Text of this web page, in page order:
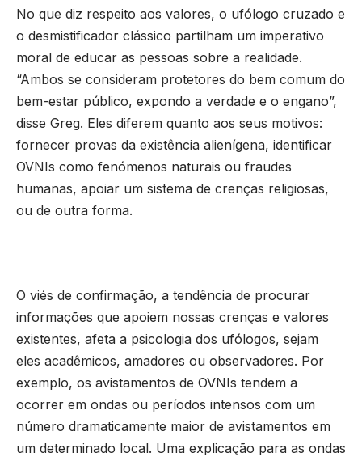
No que diz respeito aos valores, o ufólogo cruzado e
o desmistificador clássico partilham um imperativo
moral de educar as pessoas sobre a realidade.
“Ambos se consideram protetores do bem comum do
bem-estar público, expondo a verdade e o engano”,
disse Greg. Eles diferem quanto aos seus motivos:
fornecer provas da existência alienígena, identificar
OVNIs como fenómenos naturais ou fraudes
humanas, apoiar um sistema de crenças religiosas,
ou de outra forma.
O viés de confirmação, a tendência de procurar
informações que apoiem nossas crenças e valores
existentes, afeta a psicologia dos ufólogos, sejam
eles acadêmicos, amadores ou observadores. Por
exemplo, os avistamentos de OVNIs tendem a
ocorrer em ondas ou períodos intensos com um
número dramaticamente maior de avistamentos em
um determinado local. Uma explicação para as ondas